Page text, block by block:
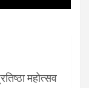
महोत्सव